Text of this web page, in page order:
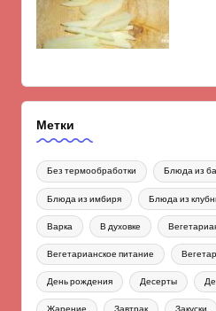
Метки
Без термообработки Блюда из
Блюда из имбиря Блюда из
Варка В духовке
Вегетарианское питание
День рождения Десерты